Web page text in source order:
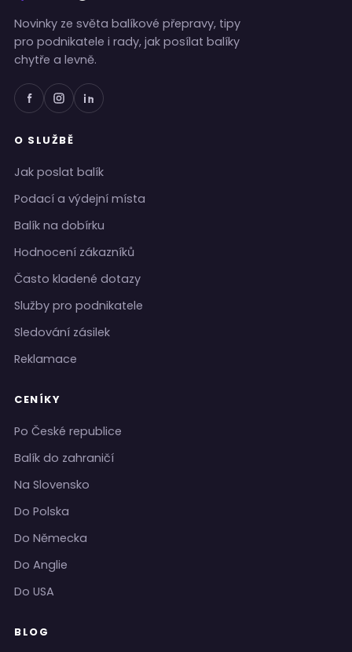
Novinky ze světa balíkové přepravy, tipy
pro podnikatele i rady, jak posílat balíky
chytře a levně.
O SLUŽBĚ
Jak poslat balík
Podací a výdejní místa
Balík na dobírku
Hodnocení zákazníků
Často kladené dotazy
Služby pro podnikatele
Sledování zásilek
Reklamace
CENÍKY
Po České republice
Balík do zahraničí
Na Slovensko
Do Polska
Do Německa
Do Anglie
Do USA
BLOG